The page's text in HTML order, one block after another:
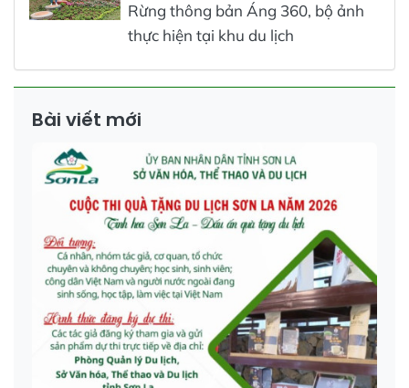
Rừng thông bản Áng 360, bộ ảnh
thực hiện tại khu du lịch
Bài viết mới